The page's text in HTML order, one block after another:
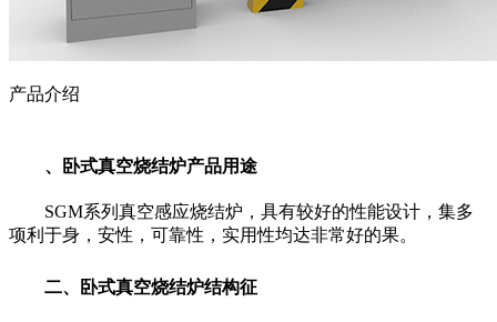
产品介绍
、卧式真空烧结炉产品用途
SGM系列真空感应烧结炉，具有较好的性能设计，集多
项利于身，安性，可靠性，实用性均达非常好的果。
二、卧式真空烧结炉结构征